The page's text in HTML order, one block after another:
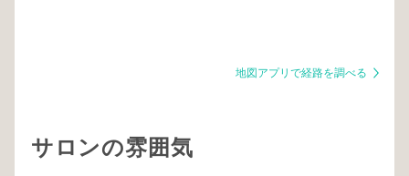
地図アプリで経路を調べる
サロンの雰囲気